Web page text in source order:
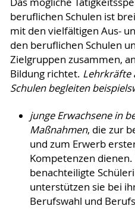
Das mögliche
beruflichen Schulen ist
mit den vielfältigen Aus-
den beruflichen Schulen
Zielgruppen zusammen,
Bildung richtet. Lehrkräfte
Schulen begleiten
junge Erwachsene in
Maßnahmen, die zur
und zum Erwerb
Kompetenzen
benachteiligte
unterstützen sie bei
Berufswahl und